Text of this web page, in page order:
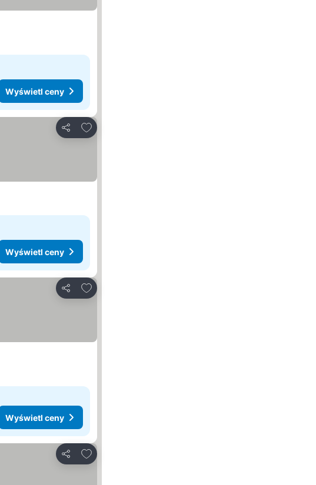
Wyświetl ceny
Udostępnij
Dodaj do ulubionych
Wyświetl ceny
Udostępnij
Dodaj do ulubionych
Wyświetl ceny
Udostępnij
Dodaj do ulubionych